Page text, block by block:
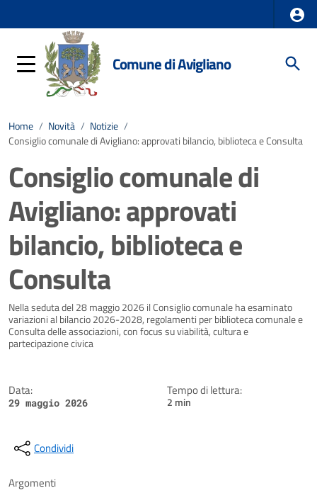
Comune di Avigliano
Home / Novità / Notizie /
Consiglio comunale di Avigliano: approvati bilancio, biblioteca e Consulta
Consiglio comunale di
Avigliano: approvati
bilancio, biblioteca e
Consulta
Dettagli della notizia
Nella seduta del 28 maggio 2026 il Consiglio comunale ha esaminato
variazioni al bilancio 2026-2028, regolamenti per biblioteca comunale e
Consulta delle associazioni, con focus su viabilità, cultura e
partecipazione civica
Data:
29 maggio 2026
Tempo di lettura:
2 min
Condividi
Argomenti